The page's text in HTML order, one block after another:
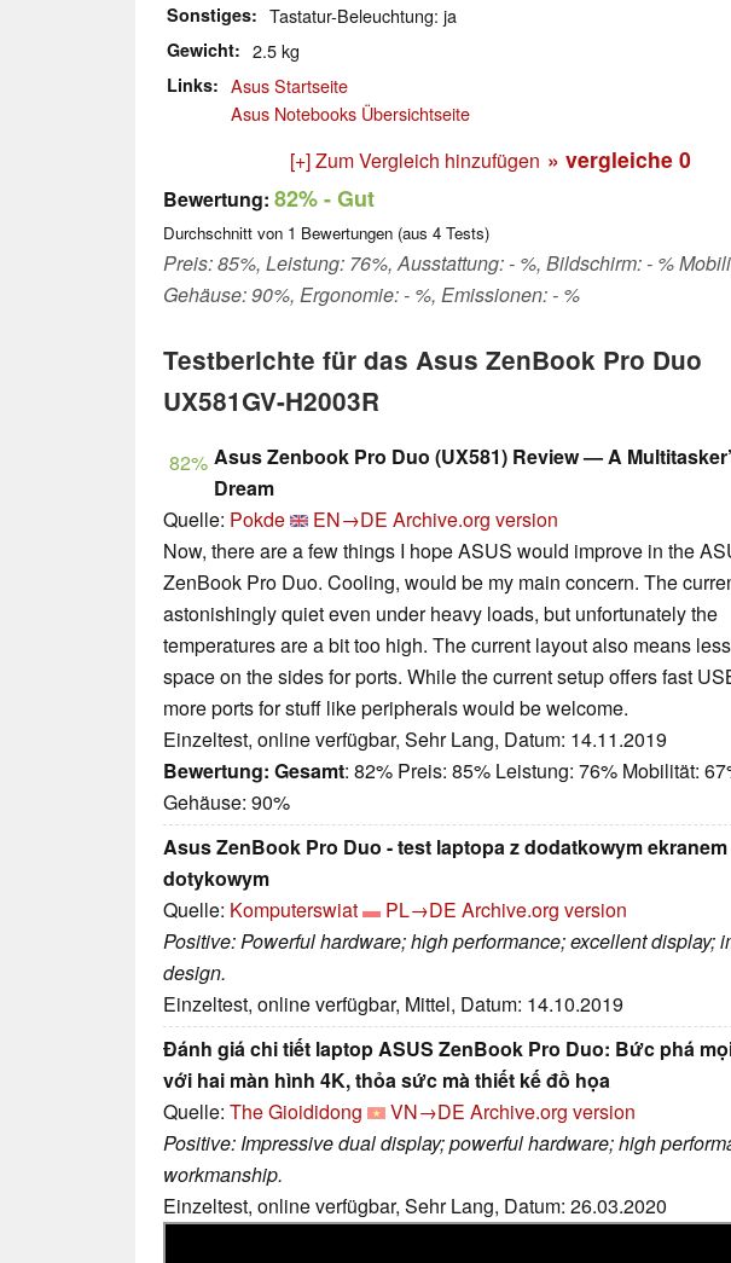
Sonstiges Tastatur-Beleuchtung: ja
Gewicht 2.5 kg
Links
Asus Startseite
Asus Notebooks Übersichtseite
[+] Zum Vergleich hinzufügen » vergleiche 0
Bewertung: 82%- Gut
Durchschnitt von 1 Bewertungen (aus 4 Tests)
Preis: 85%, Leistung: 76%, Ausstattung: - %, Bildschirm: - %
Gehäuse: 90%, Ergonomie: - %, Emissionen: - %
Testberichte für das Asus ZenBook Pro Duo
UX581GV-H2003R
82% Asus Zenbook Pro Duo (UX581) Review — A
Dream
Quelle: Pokde EN→DE Archive.org version
Now, there are a few things I hope ASUS would improve in the
ZenBook Pro Duo. Cooling, would be my main concern. The
astonishingly quiet even under heavy loads, but unfortunately the
temperatures are a bit too high. The current layout also means
space on the sides for ports. While the current setup offers fast
more ports for stuff like peripherals would be welcome.
Einzeltest, online verfügbar, Sehr Lang, Datum: 14.11.2019
Bewertung: Gesamt: 82% Preis: 85% Leistung: 76% Mobilität:
Gehäuse: 90%
Asus ZenBook Pro Duo - test laptopa z dodatkowym ekranem
dotykowym
Quelle: Komputerswiat PL→DE Archive.org version
Positive: Powerful hardware; high performance; excellent display;
design.
Einzeltest, online verfügbar, Mittel, Datum: 14.10.2019
Đánh giá chi tiết laptop ASUS ZenBook Pro Duo: Bức phá
với hai màn hình 4K, thỏa sức mà thiết kế đồ họa
Quelle: The Gioididong VN→DE Archive.org version
Positive: Impressive dual display; powerful hardware; high
workmanship.
Einzeltest, online verfügbar, Sehr Lang, Datum: 26.03.2020